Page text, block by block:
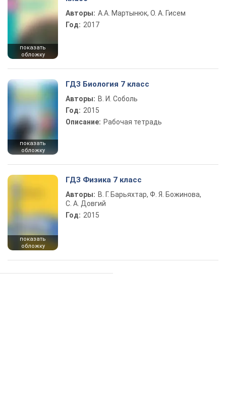
показать
обложку
Авторы: А.А. Мартынюк, О. А. Гисем
Год: 2017
показать
обложку
ГДЗ Биология 7 класс
Авторы: В. И. Соболь
Год: 2015
Описание: Рабочая тетрадь
показать
обложку
ГДЗ Физика 7 класс
Авторы: В. Г. Барьяхтар, Ф. Я. Божинова,
С. А. Довгий
Год: 2015